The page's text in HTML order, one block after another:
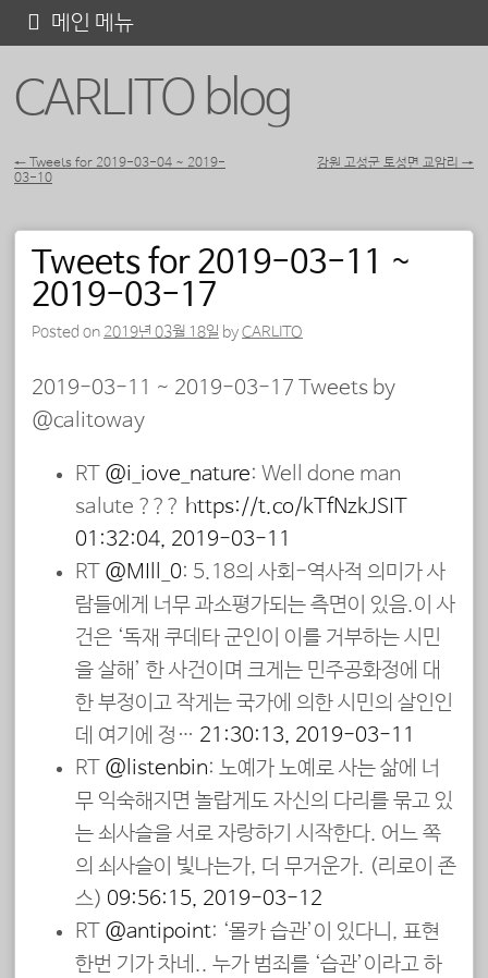
CARLITO blog
메인 메뉴
텐
포스트 내비게이션
← Tweets for 2019-03-04 ~ 2019-
03-10
강원 고성군 토성면 교암리 →
Tweets for 2019-03-11 ~
2019-03-17
Posted on 2019년 03월 18일 byCARLITO
2019-03-11 ~ 2019-03-17 Tweets by
@calitoway
RT @i_iove_nature: Well done man
salute ??? https://t.co/kTfNzkJSIT
01:32:04, 2019-03-11
RT @MIll_0: 5.18의 사회-역사적 의미가 사
람들에게 너무 과소평가되는 측면이 있음.이 사
건은 ‘독재 쿠데타 군인이 이를 거부하는 시민
을 살해’ 한 사건이며 크게는 민주공화정에 대
한 부정이고 작게는 국가에 의한 시민의 살인인
데 여기에 정… 21:30:13, 2019-03-11
RT @listenbin: 노예가 노예로 사는 삶에 너
무 익숙해지면 놀랍게도 자신의 다리를 묶고 있
는 쇠사슬을 서로 자랑하기 시작한다. 어느 쪽
의 쇠사슬이 빛나는가, 더 무거운가. (리로이 존
스) 09:56:15, 2019-03-12
RT @antipoint: ‘몰카 습관’이 있다니, 표현
한번 기가 차네.. 누가 범죄를 ‘습관’이라고 하